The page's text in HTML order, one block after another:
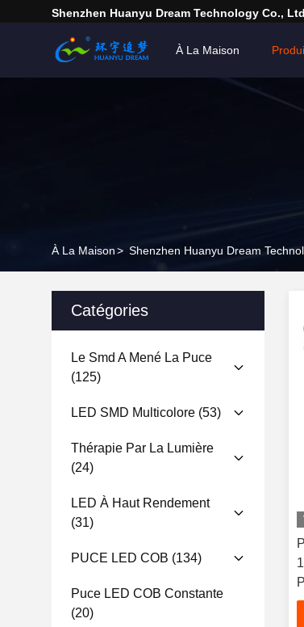
Shenzhen Huanyu Dream Technology Co., Ltd
À La Maison
À La Maison> Shenzhen Huanyu Dream
Catégories
Le Smd A Mené La Puce
(125)
LED SMD Multicolore (53)
Thérapie Par La Lumière
(24)
LED À Haut Rendement
(31)
PUCE LED COB (134)
Puce LED COB Constante
(20)